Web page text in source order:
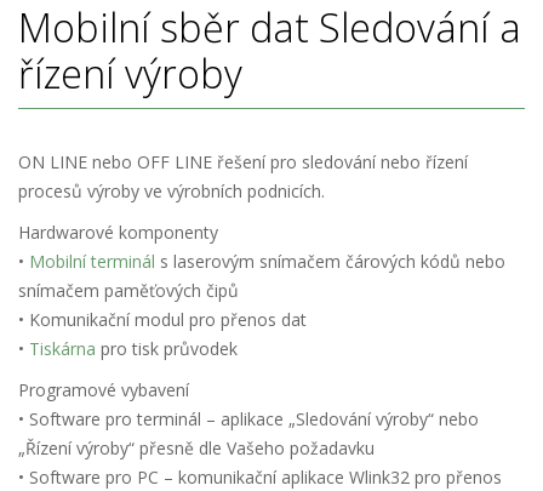
Mobilní sběr dat Sledování a
řízení výroby
ON LINE nebo OFF LINE řešení pro sledování nebo řízení
procesů výroby ve výrobních podnicích.
Hardwarové komponenty
• Mobilní terminál s laserovým snímačem čárových kódů nebo
snímačem paměťových čipů
• Komunikační modul pro přenos dat
• Tiskárna pro tisk průvodek
Programové vybavení
• Software pro terminál – aplikace „Sledování výroby“ nebo
„Řízení výroby“ přesně dle Vašeho požadavku
• Software pro PC – komunikační aplikace Wlink32 pro přenos